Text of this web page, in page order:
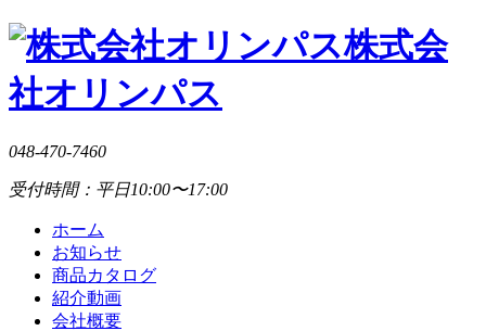
株式会
社オリンパス
048-470-7460
受付時間：平日10:00〜17:00
ホーム
お知らせ
商品カタログ
紹介動画
会社概要